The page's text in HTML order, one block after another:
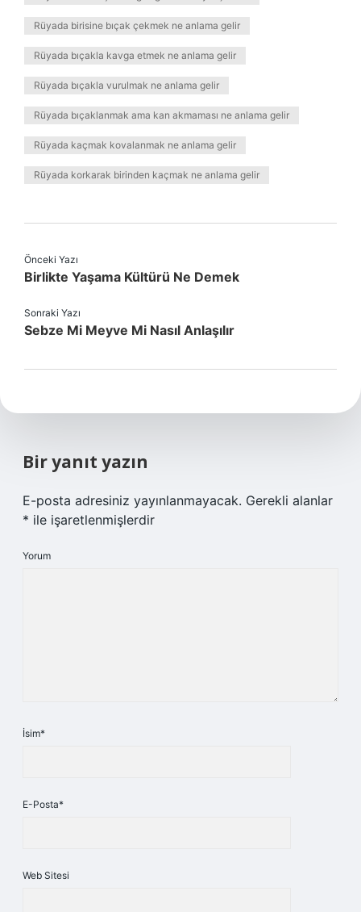
Rüyada birisine bıçak çekmek ne anlama gelir
Rüyada bıçakla kavga etmek ne anlama gelir
Rüyada bıçakla vurulmak ne anlama gelir
Rüyada bıçaklanmak ama kan akmaması ne anlama gelir
Rüyada kaçmak kovalanmak ne anlama gelir
Rüyada korkarak birinden kaçmak ne anlama gelir
Önceki Yazı
Birlikte Yaşama Kültürü Ne Demek
Sonraki Yazı
Sebze Mi Meyve Mi Nasıl Anlaşılır
Bir yanıt yazın
E-posta adresiniz yayınlanmayacak. Gerekli alanlar
* ile işaretlenmişlerdir
Yorum
İsim*
E-Posta*
Web Sitesi